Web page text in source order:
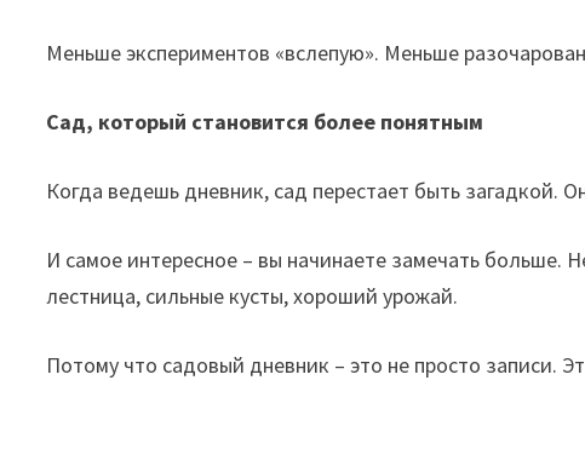
Меньше экспериментов «вслепую». Меньше
Сад, который становится более понятным
Когда ведешь дневник, сад перестает быть загадкой.
И самое интересное – вы начинаете замечать
лестница, сильные кусты, хороший урожай.
Потому что садовый дневник – это не просто записи.